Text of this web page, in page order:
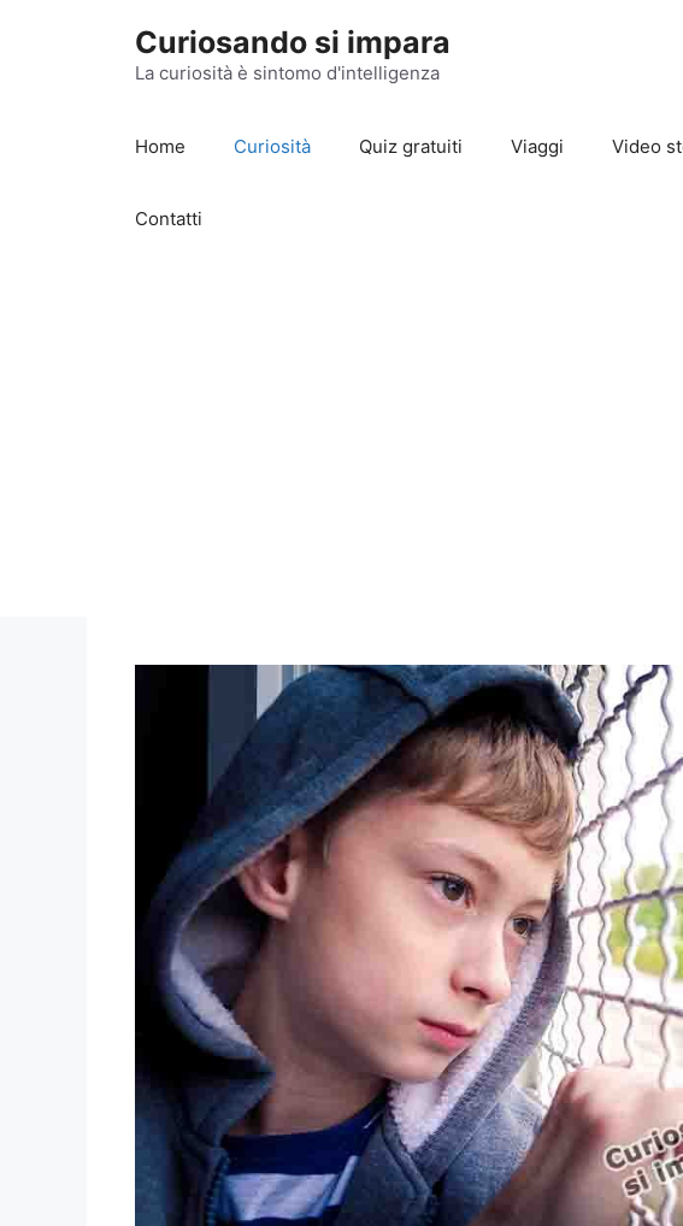
Curiosando si impara
La curiosità è sintomo d'intelligenza
Home Curiosità Quiz gratuiti Viaggi Video
Contatti